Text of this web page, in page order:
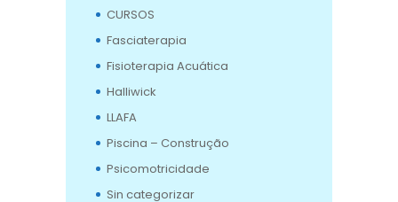
CURSOS
Fasciaterapia
Fisioterapia Acuática
Halliwick
LLAFA
Piscina – Construção
Psicomotricidade
Sin categorizar